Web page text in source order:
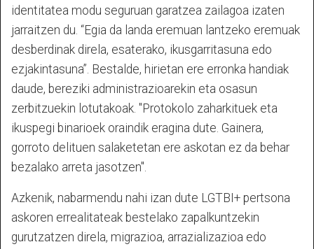
identitatea modu seguruan garatzea zailagoa izaten
jarraitzen du. “Egia da landa eremuan lantzeko eremuak
desberdinak direla, esaterako, ikusgarritasuna edo
ezjakintasuna”. Bestalde, hirietan ere erronka handiak
daude, bereziki administrazioarekin eta osasun
zerbitzuekin lotutakoak. "Protokolo zaharkituek eta
ikuspegi binarioek oraindik eragina dute. Gainera,
gorroto delituen salaketetan ere askotan ez da behar
bezalako arreta jasotzen".
Azkenik, nabarmendu nahi izan dute LGTBI+ pertsona
askoren errealitateak bestelako zapalkuntzekin
gurutzatzen direla, migrazioa, arrazializazioa edo